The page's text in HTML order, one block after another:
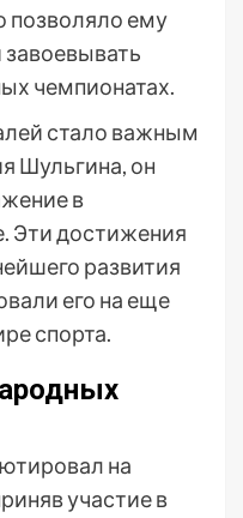
позволяло ему
завоевывать
чемпионатах.
стало важным
Шульгина, он
в
Эти достижения
развития
его на еще
спорта.
на
участие в